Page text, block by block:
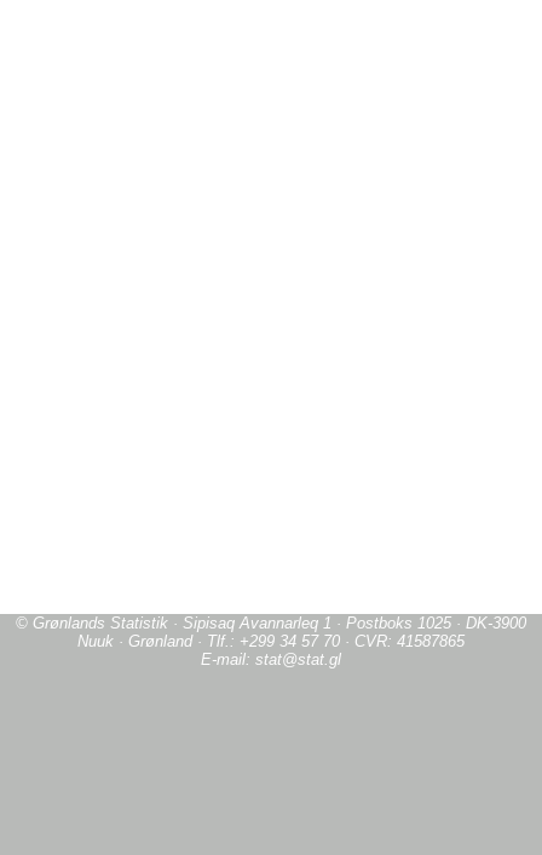
© Grønlands Statistik · Sipisaq Avannarleq 1 · Postboks 1025 · DK-3900
Nuuk · Grønland · Tlf.: +299 34 57 70 · CVR: 41587865
E-mail: stat@stat.gl